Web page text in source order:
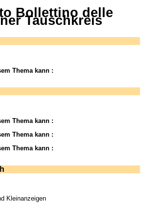
Bollettino delle
Tauschkreis
Thema kann :
Thema kann :
Thema kann :
Thema kann :
Kleinanzeigen